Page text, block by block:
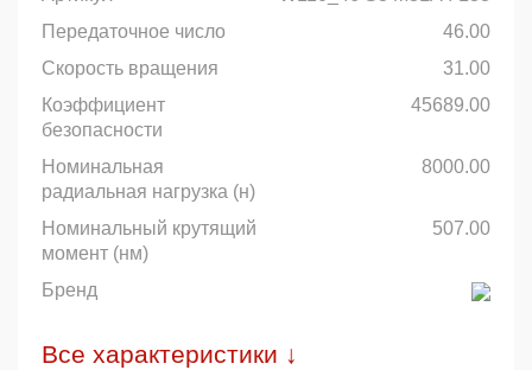
Передаточное число
46.00
Скорость вращения
31.00
Коэффициент
безопасности
45689.00
Номинальная
радиальная нагрузка (н)
8000.00
Номинальный крутящий
момент (нм)
507.00
Бренд
Все характеристики ↓